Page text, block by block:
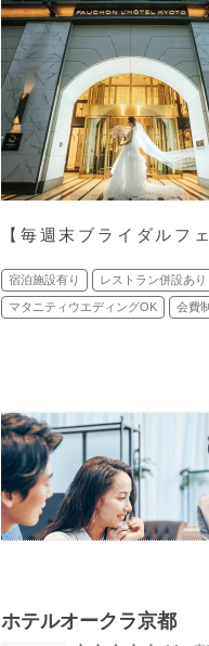
【毎週末ブライダルフ
宿泊施設有り レストラン併設あり
マタニティウエディングOK 会費
ホテルオークラ京都